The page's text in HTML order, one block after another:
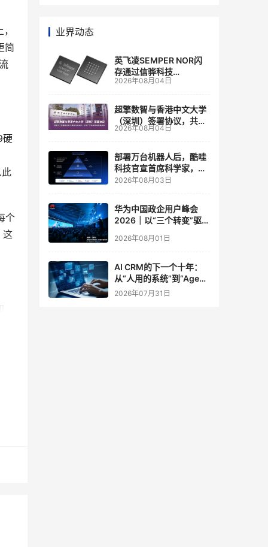
简
硬
个
这
业界动态
英飞凌SEMPER NOR闪
存通过信骅科技
AST2700 BMC认证，全
管理
2026年08月04日
超擎数智与香港中文大学
（深圳）签署协议，共建
人工智能和边缘计算联合
2026年08月04日
部署万台机器人后，酷哇
科技官宣首席科学家，要
让世界模型交付生产力
2026年08月03日
华为中国政企用户峰会
2026｜以“三个转变”驱动
2026年08月01日
AI CRM的下一个十年：
从“人用的系统”到“Agent
调用的底座”
2026年07月31日